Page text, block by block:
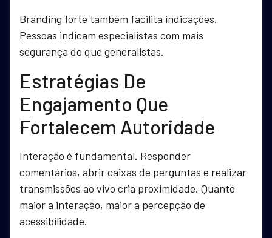
Branding forte também facilita indicações.
Pessoas indicam especialistas com mais
segurança do que generalistas.
Estratégias De
Engajamento Que
Fortalecem Autoridade
Interação é fundamental. Responder
comentários, abrir caixas de perguntas e realizar
transmissões ao vivo cria proximidade. Quanto
maior a interação, maior a percepção de
acessibilidade.